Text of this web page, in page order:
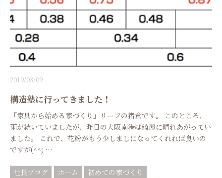
2019/03/09
構造塾に行ってきました！
「家具から始める家づくり」リーフの猪倉です。 このところ、
雨が続いていましたが、昨日の大阪南港は綺麗に晴れあがってい
ました。 これで、花粉がもう少しましになってくれれば良いの
ですが(^^; …
社長ブログ ホーム 初めての家づくり